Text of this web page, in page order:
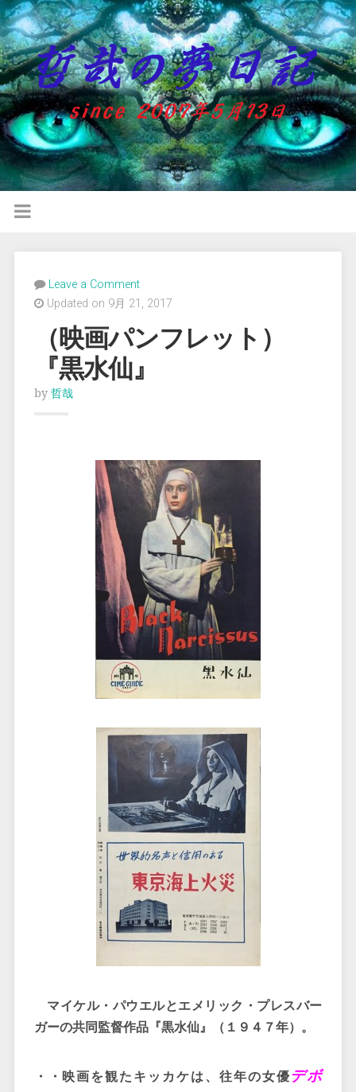
Leave a Comment
Updated on 9月 21, 2017
（映画パンフレット）
『黒水仙』
by 哲哉
マイケル・パウエルとエメリック・プレスバー
ガーの共同監督作品『黒水仙』（１９４７年）。
・・映画を観たキッカケは、往年の女優デボ